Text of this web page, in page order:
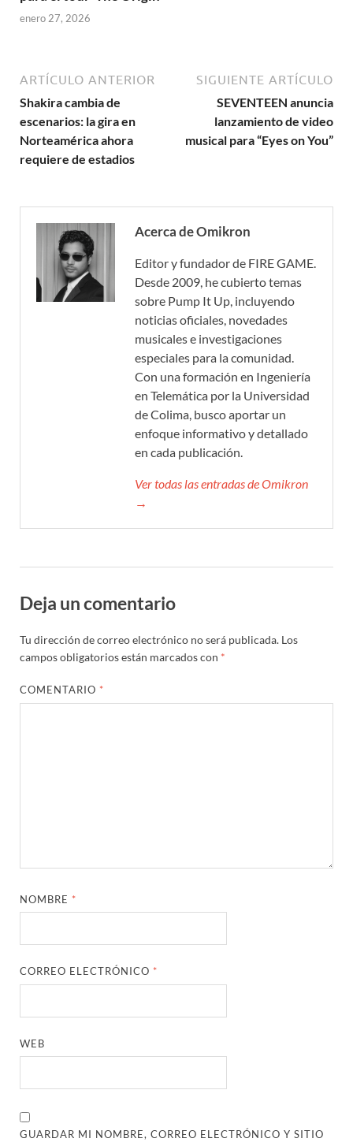
enero 27, 2026
ARTÍCULO ANTERIOR
Shakira cambia de
escenarios: la gira en
Norteamérica ahora
requiere de estadios
SIGUIENTE ARTÍCULO
SEVENTEEN anuncia
lanzamiento de video
musical para “Eyes on You”
Acerca de Omikron
Editor y fundador de FIRE GAME.
Desde 2009, he cubierto temas
sobre Pump It Up, incluyendo
noticias oficiales, novedades
musicales e investigaciones
especiales para la comunidad.
Con una formación en Ingeniería
en Telemática por la Universidad
de Colima, busco aportar un
enfoque informativo y detallado
en cada publicación.
Ver todas las entradas de Omikron
→
Deja un comentario
Tu dirección de correo electrónico no será publicada. Los
campos obligatorios están marcados con *
COMENTARIO *
NOMBRE *
CORREO ELECTRÓNICO *
WEB
GUARDAR MI NOMBRE, CORREO ELECTRÓNICO Y SITIO